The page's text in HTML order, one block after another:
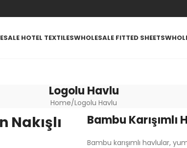
HOTEL TEXTILESWHOLESALE FITTED SHEETS
Logolu Havlu
Home Logolu Havlu
Bambu Karışımlı
Bambu karışımlı havlular,